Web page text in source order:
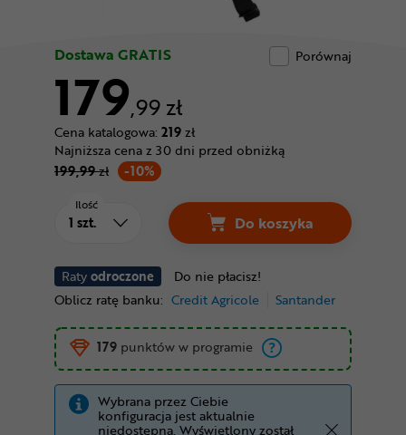
Dostawa GRATIS Porównaj
179,99 zł
Cena katalogowa: 219zł
-10%
Najniższa cena z 30 dni przed obniżką
199,99zł
Ratyodroczone
Do nie płacisz!
Oblicz ratę banku: Credit Agricole Santander
Ilość
Do koszyka
179 punktów w programie
Wybrana przez Ciebie
konfiguracja jest aktualnie
niedostepna. Wyświetlony został